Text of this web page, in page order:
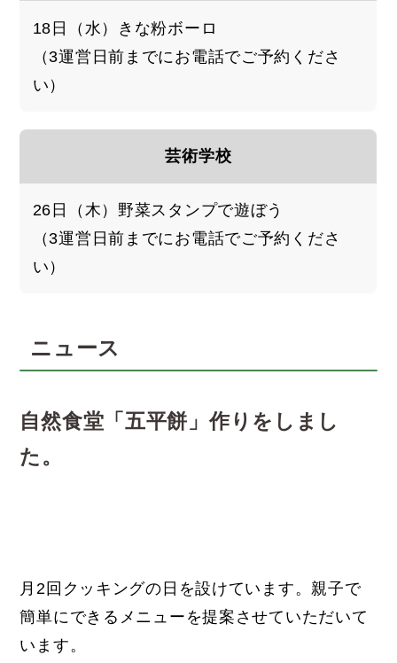
18日（水）きな粉ボーロ
（3運営日前までにお電話でご予約くださ
い）
芸術学校
26日（木）野菜スタンプで遊ぼう
（3運営日前までにお電話でご予約くださ
い）
ニュース
自然食堂「五平餅」作りをしまし
た。
月2回クッキングの日を設けています。親子で
簡単にできるメニューを提案させていただいて
います。